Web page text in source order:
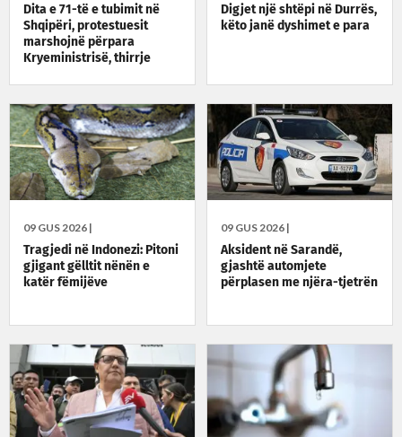
Dita e 71-të e tubimit në
Shqipëri, protestuesit
marshojnë përpara
Kryeministrisë, thirrje
Digjet një shtëpi në Durrës,
këto janë dyshimet e para
09 GUS 2026 |
Tragjedi në Indonezi: Pitoni
gjigant gëlltit nënën e
katër fëmijëve
09 GUS 2026 |
Aksident në Sarandë,
gjashtë automjete
përplasen me njëra-tjetrën